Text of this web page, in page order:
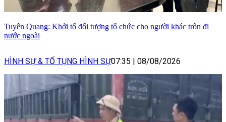
Tuyên Quang: Khởi tố đối tượng tổ chức cho người khác trốn đi
nước ngoài
HÌNH SỰ & TỐ TỤNG HÌNH SỰ07:35 | 08/08/2026